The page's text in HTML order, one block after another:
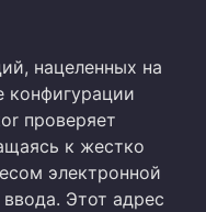
нацеленных на
конфигурации
проверяет
к жестко
электронной
Этот адрес